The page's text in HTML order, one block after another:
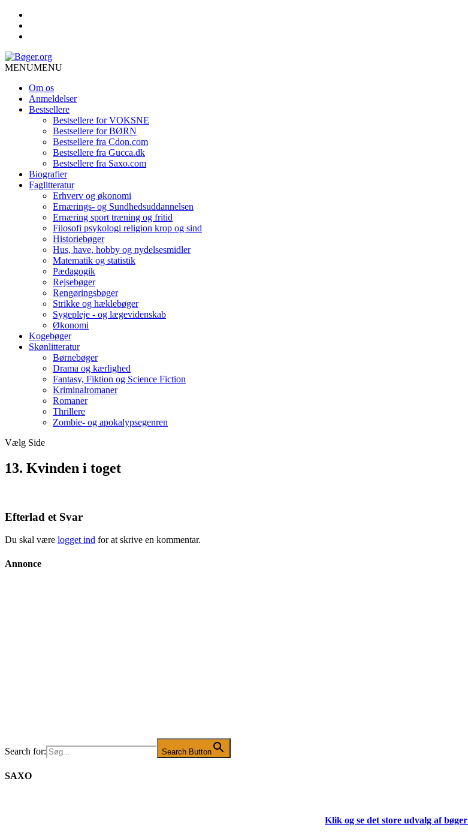
MENUMENU
Om os
Anmeldelser
Bestsellere
Bestsellere for VOKSNE
Bestsellere for BØRN
Bestsellere fra Cdon.com
Bestsellere fra Gucca.dk
Bestsellere fra Saxo.com
Biografier
Faglitteratur
Erhverv og økonomi
Ernærings- og Sundhedsuddannelsen
Ernæring sport træning og fritid
Filosofi psykologi religion krop og sind
Historiebøger
Hus, have, hobby og nydelsesmidler
Matematik og statistik
Pædagogik
Rejsebøger
Rengøringsbøger
Strikke og hæklebøger
Sygepleje - og lægevidenskab
Økonomi
Kogebøger
Skønlitteratur
Børnebøger
Drama og kærlighed
Fantasy, Fiktion og Science Fiction
Kriminalromaner
Romaner
Thrillere
Zombie- og apokalypsegenren
Vælg Side
13. Kvinden i toget
Efterlad et Svar
Du skal være logget ind for at skrive en kommentar.
Annonce
Search for: Search Button
SAXO
Klik og se det store udvalg af bøger